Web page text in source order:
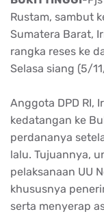
Rustam, sambut
Sumatera Barat,
rangka reses ke
Selasa siang (5/
Anggota DPD RI,
kedatangan ke
perdananya
lalu. Tujuannya,
pelaksanaan UU
khususnya
serta menyerap